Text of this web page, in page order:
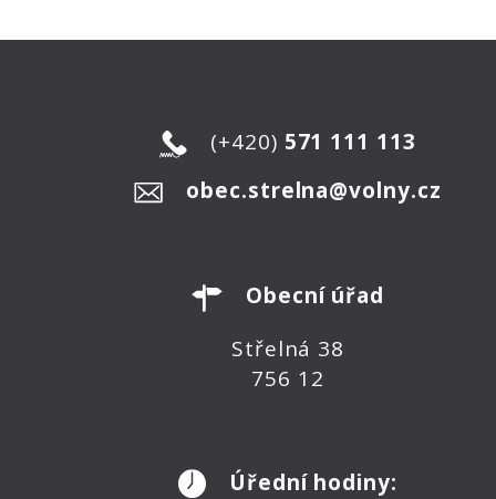
(+420) 571 111 113
obec.strelna@volny.cz
Obecní úřad
Střelná 38
756 12
Úřední hodiny: